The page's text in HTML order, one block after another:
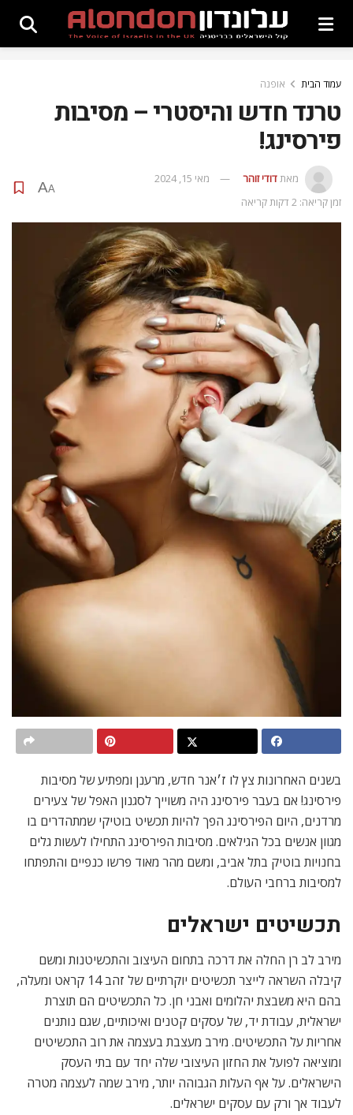
עמוד הבית אופנה
טרנד חדש והיסטרי – מסיבות
פירסינג!
מאתדודי זוהר
מאי 15, 2024
זמן קריאה: 2 דקות קריאה
A
A
בשנים האחרונות צץ לו ז׳אנר חדש, מרענן ומפתיע של מסיבות
פירסינג! אם בעבר פירסינג היה משוייך לסגנון האפל של צעירים
מרדנים, היום הפירסינג הפך להיות תכשיט בוטיקי שמתהדרים בו
מגוון אנשים בכל הגילאים. מסיבות הפירסינג התחילו לעשות גלים
בחנויות בוטיק בתל אביב, ומשם מהר מאוד פרשו כנפיים והתפתחו
למסיבות ברחבי העולם.
תכשיטים ישראלים
מירב לב רן החלה את דרכה בתחום העיצוב והתכשיטנות ומשם
קיבלה השראה לייצר תכשיטים יוקרתיים של זהב 14 קראט ומעלה,
בהם היא משבצת יהלומים ואבני חן. כל התכשיטים הם תוצרת
ישראלית, עבודת יד, של עסקים קטנים ואיכותיים, שגם נותנים
אחריות על התכשיטים. מירב מעצבת בעצמה את רוב התכשיטים
ומוציאה לפועל את החזון העיצובי שלה יחד עם בתי העסק
הישראלים. על אף העלות הגבוהה יותר, מירב שמה לעצמה מטרה
לעבוד אך ורק עם עסקים ישראלים.